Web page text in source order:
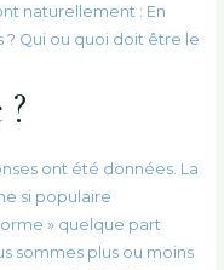
naturellement : En
Qui ou quoi doit être le
ont été données. La
si populaire
» quelque part
sommes plus ou moins